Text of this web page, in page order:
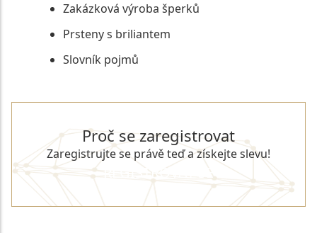
Zakázková výroba šperků
Prsteny s briliantem
Slovník pojmů
Proč se zaregistrovat
Zaregistrujte se právě teď a získejte slevu!
REGISTROVAT SE